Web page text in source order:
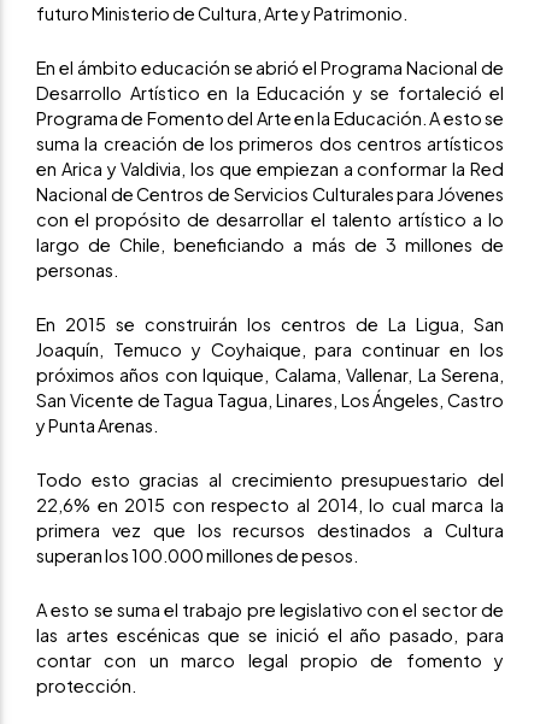
futuro Ministerio de Cultura, Arte y Patrimonio.
En el ámbito educación se abrió el Programa Nacional de
Desarrollo Artístico en la Educación y se fortaleció el
Programa de Fomento del Arte en la Educación. A esto se
suma la creación de los primeros dos centros artísticos
en Arica y Valdivia, los que empiezan a conformar la Red
Nacional de Centros de Servicios Culturales para Jóvenes
con el propósito de desarrollar el talento artístico a lo
largo de Chile, beneficiando a más de 3 millones de
personas.
En 2015 se construirán los centros de La Ligua, San
Joaquín, Temuco y Coyhaique, para continuar en los
próximos años con Iquique, Calama, Vallenar, La Serena,
San Vicente de Tagua Tagua, Linares, Los Ángeles, Castro
y Punta Arenas.
Todo esto gracias al crecimiento presupuestario del
22,6% en 2015 con respecto al 2014, lo cual marca la
primera vez que los recursos destinados a Cultura
superan los 100.000 millones de pesos.
A esto se suma el trabajo pre legislativo con el sector de
las artes escénicas que se inició el año pasado, para
contar con un marco legal propio de fomento y
protección.